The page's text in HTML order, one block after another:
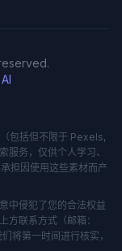
包括但不限于 Pexels,
务，仅供个人学习、
担因使用这些素材而产
中侵犯了您的合法权益
方联系方式（邮箱：
将第一时间进行核实，